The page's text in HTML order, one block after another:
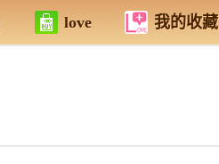
love 我的收藏